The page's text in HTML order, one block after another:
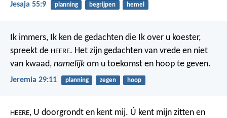
Jesaja 55:9 planning begrijpen hemel
Ik immers, Ik ken de gedachten die Ik over u koester,
spreekt de HEERE. Het zijn gedachten van vrede en niet
van kwaad, namelijk om u toekomst en hoop te geven.
Jeremia 29:11 planning zegen hoop
HEERE, U doorgrondt en kent mij. Ú kent mijn zitten en